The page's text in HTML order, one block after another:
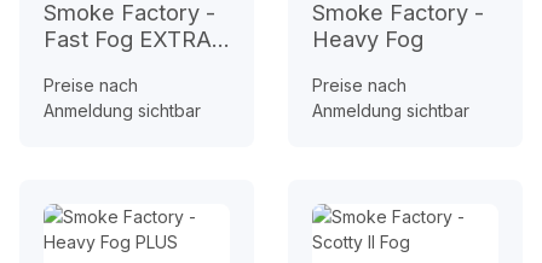
Smoke Factory -
Fast Fog EXTRA
Preise nach
Anmeldung sichtbar
Smoke Factory -
Heavy Fog
Preise nach
Anmeldung sichtbar